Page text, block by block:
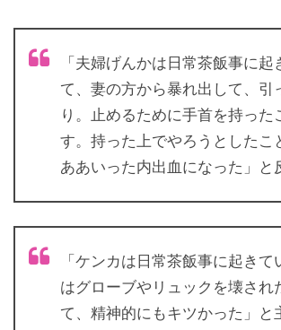
「夫婦げんかは日常茶飯事に起
て、妻の方から暴れ出して、引
り。止めるために手首を持った
す。持った上でやろうとしたこ
ああいった内出血になった」と
「ケンカは日常茶飯事に起きて
はグローブやリュックを壊され
て、精神的にもキツかった」と